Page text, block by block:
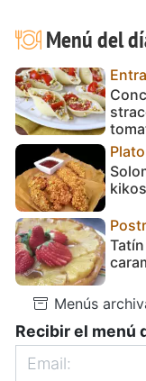
Menú del
Plato
Menús
Recibir el menú